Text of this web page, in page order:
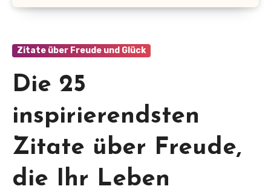
Zitate über Freude und Glück
Die 25
inspirierendsten
Zitate über Freude,
die Ihr Leben